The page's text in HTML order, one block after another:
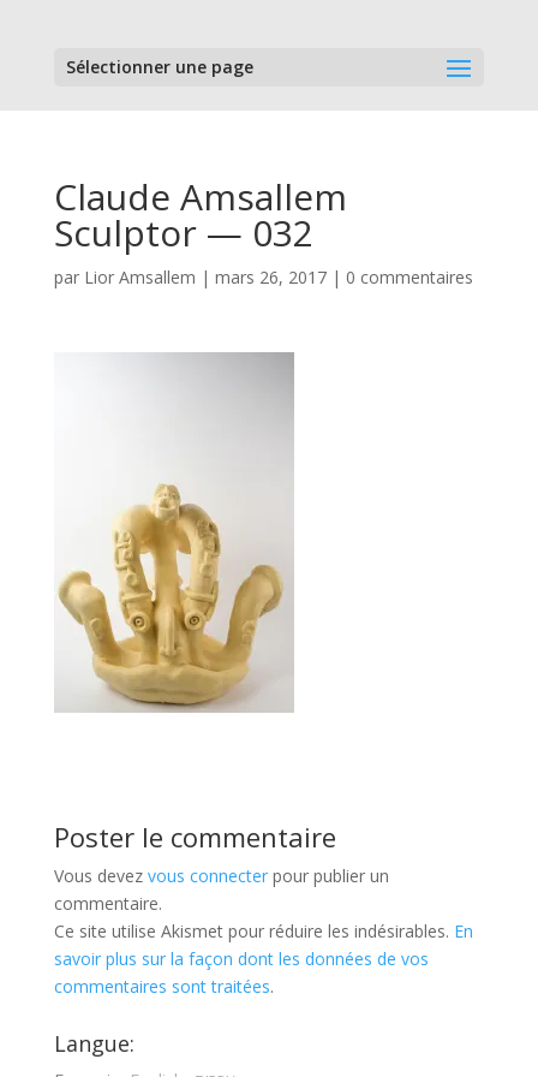
Sélectionner une page
Claude Amsallem
Sculptor — 032
par Lior Amsallem | mars 26, 2017| 0 commentaires
Poster le commentaire
Vous devez vous connecterpour publier un
commentaire.
Ce site utilise Akismet pour réduire les indésirables. En
savoir plus sur la façon dont les données de vos
commentaires sont traitées.
Langue: